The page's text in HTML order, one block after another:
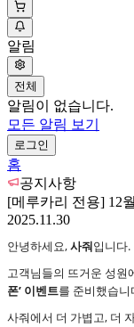
알림
전체
알림이 없습니다.
모든 알림 보기
로그인
홈
공지사항
[메루카리 전용] 12
2025.11.30
안녕하세요,사줘입니다.
고객님들의 뜨거운 성원
폰’ 이벤트를 준비했습니
사줘에서 더 가볍고, 더